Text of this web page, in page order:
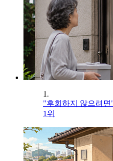
1.
"후회하지 않으려
1위